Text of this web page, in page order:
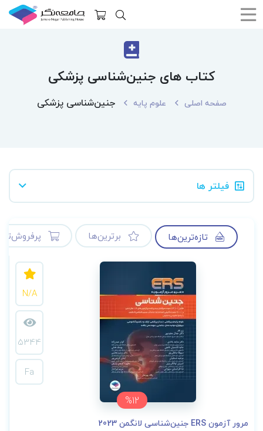
کتاب های جنین‌شناسی پزشکی
صفحه اصلی علوم پایه جنین‌شناسی پزشکی
فیلتر ها
تازه‌ترین‌ها برترین‌ها
%12
N/A
5344
Fa
مرور آزمون ERS جنین‌شناسی لانگمن 2023